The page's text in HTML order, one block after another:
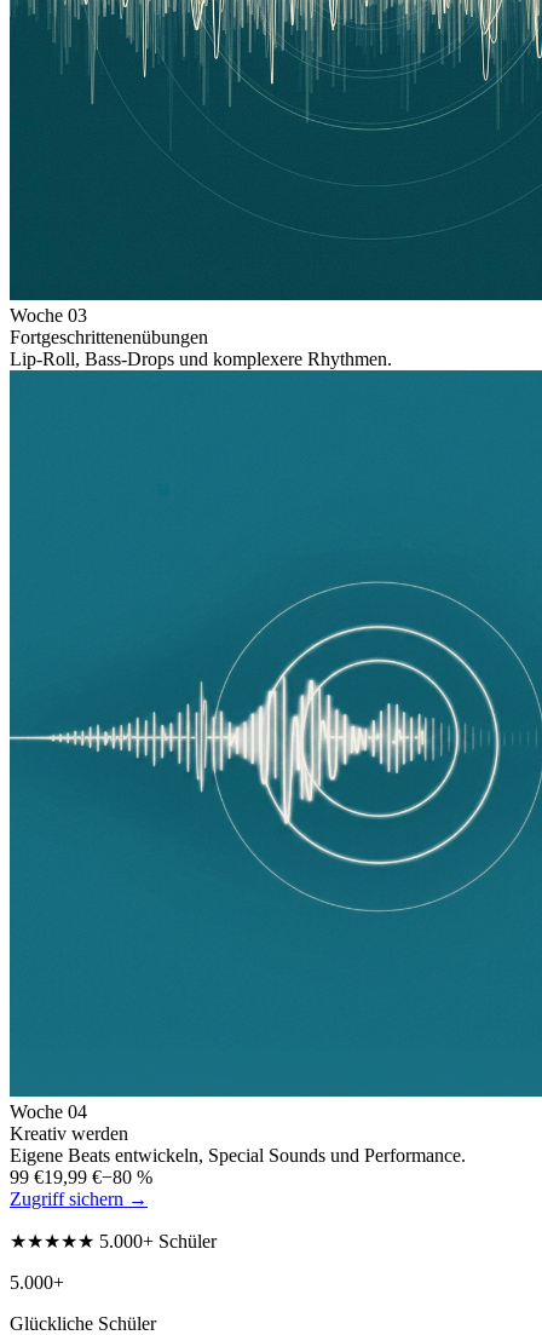
Woche 03
Fortgeschrittenenübungen
Lip-Roll, Bass-Drops und komplexere Rhythmen.
Woche 04
Kreativ werden
Eigene Beats entwickeln, Special Sounds und Performance.
99 €19,99 €−80 %
Zugriff sichern →
★★★★★ 5.000+ Schüler
5.000+
Glückliche Schüler